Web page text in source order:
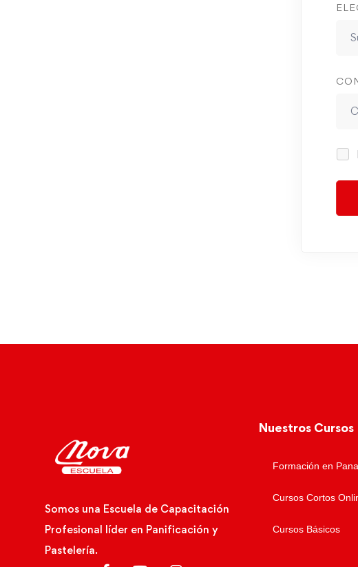
Somos una Escuela de Capacitación
Profesional líder en Panificación y
Pastelería.
Nuestros Cursos
Formación en
Cursos Cortos
Cursos Básicos